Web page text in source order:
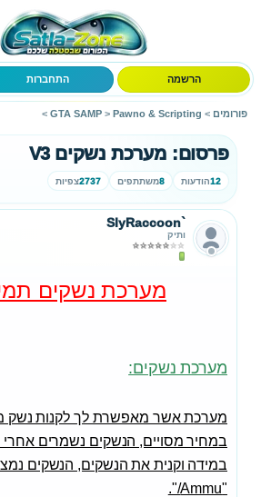
הרשמה התחברות
פורומים >
GTA SAMP > Pawno & Scripting
>
פרסום: מערכת נשקים V3
12הודעות 8משתתפים 2737צפיות
SlyRaccoon`
ותיק
מערכת נשקים
מערכת נשקים:
מערכת אשר מאפשרת לך לקנות נשק
במחיר מסויים, הנשקים נשמרים
במידה וקנית את הנשקים, הנשקים
"Ammu/".